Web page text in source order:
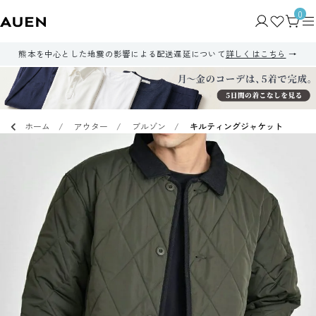
0
熊本を中心とした地震の影響による配送遅延について詳しくはこちら
ホーム アウター ブルゾン キルティングジャケット